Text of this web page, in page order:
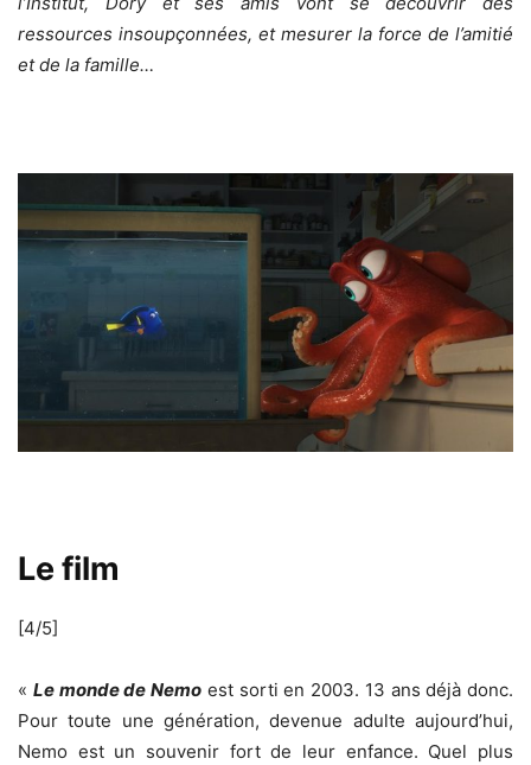
ressources insoupçonnées, et mesurer la force de l’amitié
et de la famille…
Le film
[4/5]
« Le monde de Nemo est sorti en 2003. 13 ans déjà donc.
Pour toute une génération, devenue adulte aujourd’hui,
Nemo est un souvenir fort de leur enfance. Quel plus